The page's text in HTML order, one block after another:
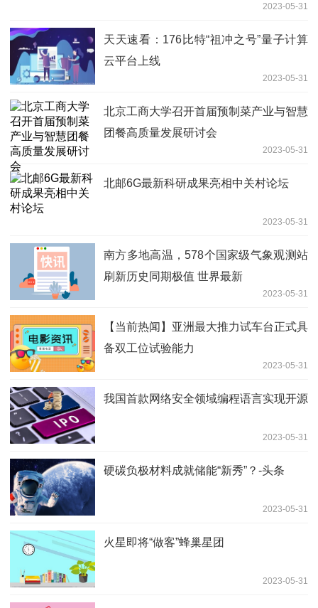
2023-05-31
天天速看：176比特“祖冲之号”量子计算
云平台上线
2023-05-31
北京工商大学召开首届预制菜产业与智慧
团餐高质量发展研讨会
2023-05-31
北邮6G最新科研成果亮相中关村论坛
2023-05-31
南方多地高温，578个国家级气象观测站
刷新历史同期极值 世界最新
2023-05-31
【当前热闻】亚洲最大推力试车台正式具
备双工位试验能力
2023-05-31
我国首款网络安全领域编程语言实现开源
2023-05-31
硬碳负极材料成就储能“新秀”？-头条
2023-05-31
火星即将“做客”蜂巢星团
2023-05-31